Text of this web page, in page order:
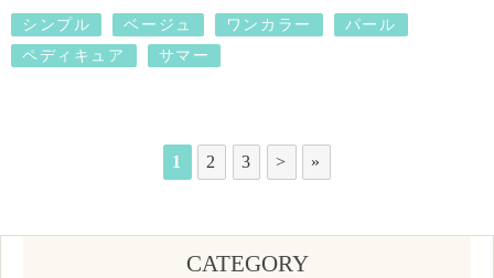
シンプル ベージュ ワンカラー
パール
ペディキュア
サマー
1 2 3 > »
CATEGORY